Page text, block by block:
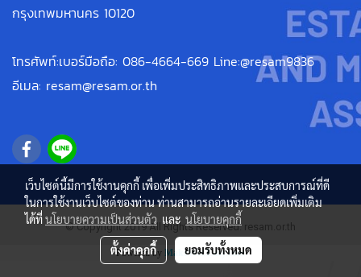
กรุงเทพมหานคร 10120
โทรศัพท์:เบอร์มือถือ: 086-4664-669 Line:@resam9836
อีเมล: resam@resam.or.th
© Copyright 2019 All Rights Reserved. resam.or.th
Powered by MakeWebEasy.com
เว็บไซต์นี้มีการใช้งานคุกกี้ เพื่อเพิ่มประสิทธิภาพและประสบการณ์ที่ดี
ในการใช้งานเว็บไซต์ของท่าน ท่านสามารถอ่านรายละเอียดเพิ่มเติม
ได้ที่นโยบายความเป็นส่วนตัวและ นโยบายคุกกี้
ตั้งค่าคุกกี้ ยอมรับทั้งหมด